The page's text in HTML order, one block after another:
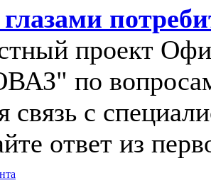
проект
по
связь с
ответ из